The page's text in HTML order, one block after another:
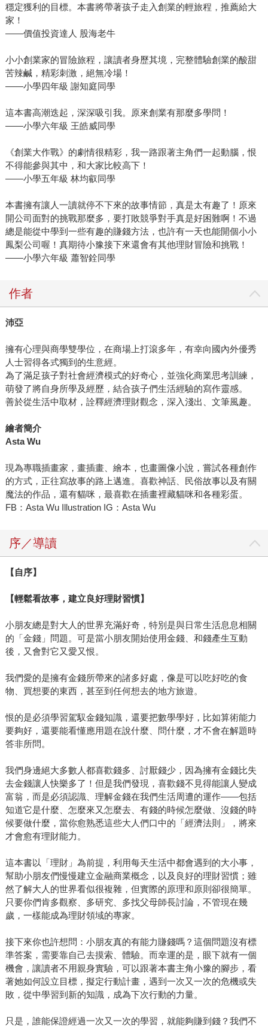
穩定獲利的目標。本書將帶著孩子走入創業的輕旅程，推薦給大
家！
——價值投資達人 股海老牛
小小創業家的冒險旅程，讓讀者身歷其境，完整體驗創業的酸甜
苦辣鹹，精彩刺激，絕無冷場！
——小學四年級 謝知庭同學
這本書高潮迭起，深深吸引我。原來創業有那麼多學問！
——小學六年級 王皓威同學
《創業大作戰》的劇情很精彩，我一路跟著主角們一起動腦，恨
不得能參與其中，和大家比較高下！
——小學五年級 林均叡同學
本書擁有讓人一讀就停不下來的故事情節，真是太有趣了！原來
開公司面對的挑戰那麼多，要打敗競爭對手真是好困難啊！不過
總是能從中學到一些有趣的賺錢方法，也許有一天也能開個小小
鳳梨公司喔！真期待小豫接下來還會有其他理財冒險和挑戰！
——小學六年級 蕭智銓同學
作者
沛亞
擁有心理與商學雙學位，在商場上打滾多年，有幸向國內外優秀
人士習得各式獨到的生意經。
為了滿足孩子對社會經濟模式的好奇心，並強化商業思考訓練，
萌發了將自身所學及經歷，結合孩子們生活經驗的寫作靈感。
善於從生活中取材，詮釋經濟理財觀念，深入淺出、文筆風趣。
繪者簡介
Asta Wu
現為專職插畫家，畫插畫、繪本，也畫圖像小說，嘗試各種創作
的方式，正往寫故事的路上邁進。喜歡神話、民俗故事以及有關
魔法的作品，還有貓咪，最喜歡在插畫裡藏貓咪和各種彩蛋。
FB：Asta Wu Illustration IG：Asta Wu
序／導讀
【自序】
【輕鬆看故事，建立良好理財習慣】
小朋友總是對大人的世界充滿好奇，特別是與日常生活息息相關
的「金錢」問題。可是當小朋友開始使用金錢、和錢產生互動
後，又會對它又愛又恨。
我們愛的是擁有金錢所帶來的諸多好處，像是可以吃好吃的食
物、買想要的東西，甚至到任何想去的地方旅遊。
恨的是必須學習駕馭金錢知識，還要把數學學好，比如算術能力
要夠好，還要能看懂應用題在說什麼、問什麼，才不會在解題時
答非所問。
我們身邊絕大多數人都喜歡錢多、討厭錢少，因為擁有金錢比失
去金錢讓人快樂多了！但是我們發現，喜歡錢不見得能讓人變成
富翁，而是必須認識、理解金錢在我們生活周遭的運作——包括
知道它是什麼、怎麼來又怎麼去、有錢的時候怎麼做、沒錢的時
候要做什麼，當你愈熟悉這些大人們口中的「經濟法則」，將來
才會愈有理財能力。
這本書以「理財」為前提，利用每天生活中都會遇到的大小事，
幫助小朋友們慢慢建立金融商業概念，以及良好的理財習慣；雖
然了解大人的世界看似很複雜，但實際的原理和原則卻很簡單。
只要你們肯多觀察、多研究、多找父母師長討論，不管現在幾
歲，一樣能成為理財領域的專家。
接下來你也許想問：小朋友真的有能力賺錢嗎？這個問題沒有標
準答案，需要靠自己去摸索、體驗。而幸運的是，眼下就有一個
機會，讓讀者不用親身實驗，可以跟著本書主角小豫的腳步，看
著她如何設立目標，擬定行動計畫，遇到一次又一次的危機或失
敗，從中學習到新的知識，成為下次行動的力量。
只是，誰能保證經過一次又一次的學習，就能夠賺到錢？我們不